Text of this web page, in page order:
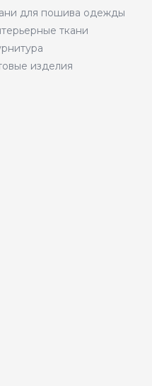
для пошива одежды
ткани
изделия